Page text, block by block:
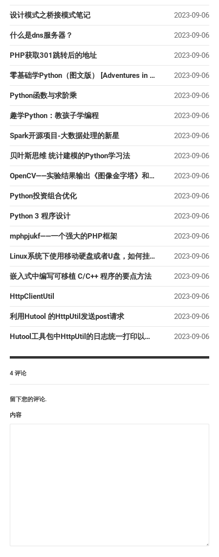
设计模式之桥接模式笔记 2023-09-06
什么是dns服务器？ 2023-09-06
PHP获取301跳转后的地址 2023-09-06
零基础学Python（图文版） [Adventures in Python] 2023-09-06
Python函数与求阶乘 2023-09-06
趣学Python：教孩子学编程 2023-09-06
Spark开源项目-大数据处理的新星 2023-09-06
贝叶斯思维 统计建模的Python学习法 2023-09-06
OpenCV——实验结果输出《图像金字塔》和《图像轮廓》 2023-09-06
Python投资组合优化 2023-09-06
Python 3 程序设计 2023-09-06
mphpjukf——一个强大的PHP框架 2023-09-06
Linux系统下使用移动硬盘或者U盘，如何挂载硬盘分区到Linux系统 2023-09-06
嵌入式中编写可移植 C/C++ 程序的要点方法 2023-09-06
HttpClientUtil 2023-09-06
利用Hutool 的HttpUtil发送post请求 2023-09-06
Hutool工具包中HttpUtil的日志统一打印以及统一超时时间配置 2023-09-06
4 评论
留下您的评论.
内容